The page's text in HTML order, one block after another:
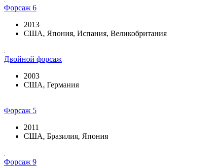
Форсаж 6
2013
США, Япония, Испания, Великобритания
Двойной форсаж
2003
США, Германия
Форсаж 5
2011
США, Бразилия, Япония
Форсаж 9